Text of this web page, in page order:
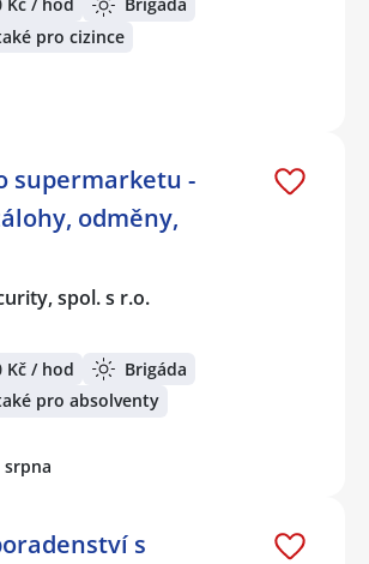
Kč / hod
Brigáda
pro cizince
supermarketu -
odměny,
spol. s r.o.
Kč / hod
Brigáda
pro absolventy
srpna
s